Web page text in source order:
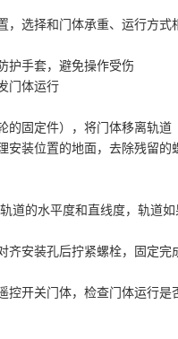
选择和门体承重、运行方式
护手套，避免操作受伤
门体运行
的固定件），将门体移离轨道
安装位置的地面，去除残留的
道的水平度和直线度，轨道
齐安装孔后拧紧螺栓，固定完
控开关门体，检查门体运行是